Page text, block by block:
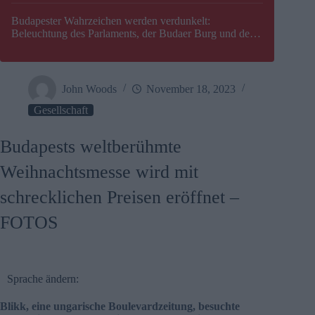
Budapester Wahrzeichen werden verdunkelt:
Beleuchtung des Parlaments, der Budaer Burg und der
John Woods
November 18, 2023
Gesellschaft
Budapests weltberühmte
Weihnachtsmesse wird mit
schrecklichen Preisen eröffnet –
FOTOS
Sprache ändern:
Blikk, eine ungarische Boulevardzeitung, besuchte